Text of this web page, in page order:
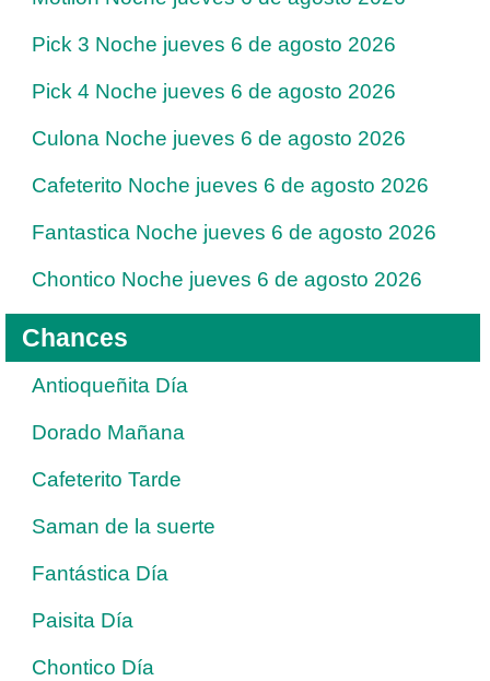
Pick 3 Noche jueves 6 de agosto 2026
Pick 4 Noche jueves 6 de agosto 2026
Culona Noche jueves 6 de agosto 2026
Cafeterito Noche jueves 6 de agosto 2026
Fantastica Noche jueves 6 de agosto 2026
Chontico Noche jueves 6 de agosto 2026
Chances
Antioqueñita Día
Dorado Mañana
Cafeterito Tarde
Saman de la suerte
Fantástica Día
Paisita Día
Chontico Día